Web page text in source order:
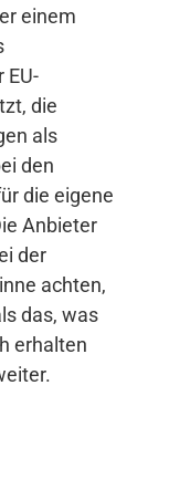
einem
EU-
die
als
den
die eigene
Anbieter
der
achten,
das, was
erhalten